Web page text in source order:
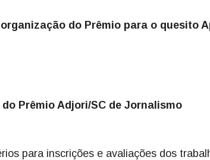
do Prêmio para o quesito
Prêmio Adjori/SC de Jornalismo
para inscrições e avaliações dos